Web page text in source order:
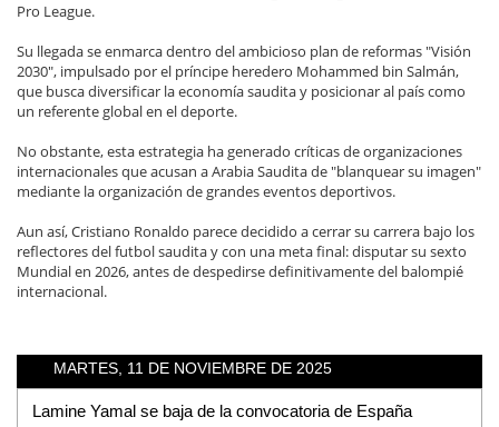
Pro League.
Su llegada se enmarca dentro del ambicioso plan de reformas "Visión
2030", impulsado por el príncipe heredero Mohammed bin Salmán,
que busca diversificar la economía saudita y posicionar al país como
un referente global en el deporte.
No obstante, esta estrategia ha generado críticas de organizaciones
internacionales que acusan a Arabia Saudita de "blanquear su imagen"
mediante la organización de grandes eventos deportivos.
Aun así, Cristiano Ronaldo parece decidido a cerrar su carrera bajo los
reflectores del futbol saudita y con una meta final: disputar su sexto
Mundial en 2026, antes de despedirse definitivamente del balompié
internacional.
MARTES, 11 DE NOVIEMBRE DE 2025
Lamine Yamal se baja de la convocatoria de España